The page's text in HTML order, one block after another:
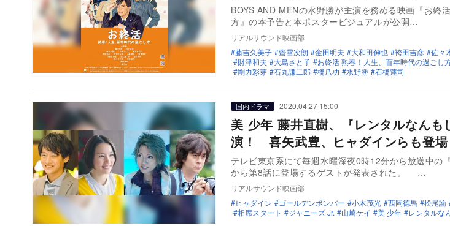
BOYS AND MENの水野勝が主演を務める映画『お終
方』の本予告と本ポスタービジュアルが公開…
リアルサウンド映画部
藤吉久美子
螢雪次朗 金田明夫 大和田伸也 袴田吉彦 佐々
財津和夫
大島さと子 お終活 熟春！人生、百年時代の過ごし
剛力彩芽
石丸謙二郎 橋爪功 水野勝 石橋蓮司
国内ドラマ 2020.04.27 15:00
美 少年 藤井直樹、『レンタルなんも
演！ 喜矢武豊、ヒャダインらも登場
テレビ東京系にて毎週水曜深夜0時12分から放送中の
から第8話に登場するゲストが発表された。 …
リアルサウンド映画部
ヒャダイン
ゴールデンボンバー 小木茂光 西岡德馬 松尾諭
相席スタート
ジャニーズ Jr. 山崎ケイ 美 少年 レンタルな